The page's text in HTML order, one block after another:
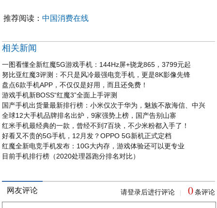
推荐阅读：中国消费在线
相关新闻
一图看懂全新红魔5G游戏手机：144Hz屏+骁龙865，3799元起
努比亚红魔3评测：不只是风冷最强电竞手机，更是8K影像先锋
盘点6款手机APP，不仅仅是好用，而且还免费！
游戏手机新BOSS“红魔3”全面上手评测
国产手机出货量最新排行榜：小米仅次于华为，魅族不敌海信、中兴
全球12大手机品牌排名出炉，9家强势上榜，国产告别山寨
红米手机最经典的一款，曾经不到7百块，不少米粉都入手了！
好看又不贵的5G手机，12月发？OPPO 5G新机正式定档
红魔全新电竞手机发布：10G大内存，游戏体验还可以更专业
目前手机排行榜（2020处理器跑分排名对比）
网友评论 请登录后进行评论 0 条评论